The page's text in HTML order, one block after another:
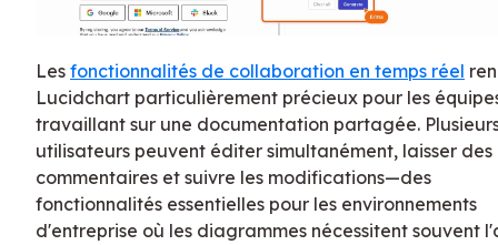
Les fonctionnalités de collaboration en temps réel
Lucidchart particulièrement précieux pour les
travaillant sur une documentation partagée.
utilisateurs peuvent éditer simultanément, laisser des
commentaires et suivre les modifications—des
fonctionnalités essentielles pour les environnements
d'entreprise où les diagrammes nécessitent souvent